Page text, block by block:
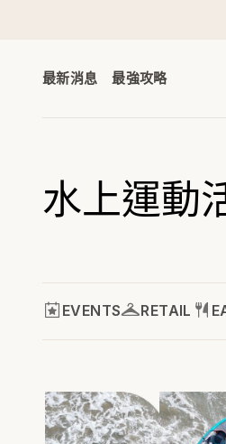
最新消息 最強攻略
水上運動
EVENTS RETAIL